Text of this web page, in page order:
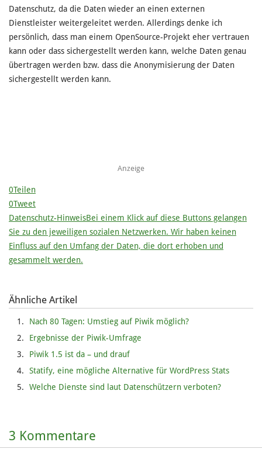
Datenschutz, da die Daten wieder an einen externen
Dienstleister weitergeleitet werden. Allerdings denke ich
persönlich, dass man einem OpenSource-Projekt eher vertrauen
kann oder dass sichergestellt werden kann, welche Daten genau
übertragen werden bzw. dass die Anonymisierung der Daten
sichergestellt werden kann.
Anzeige
0Teilen
0Tweet
Datenschutz-HinweisBei einem Klick auf diese Buttons gelangen
Sie zu den jeweiligen sozialen Netzwerken. Wir haben keinen
Einfluss auf den Umfang der Daten, die dort erhoben und
gesammelt werden.
Ähnliche Artikel
Nach 80 Tagen: Umstieg auf Piwik möglich?
Ergebnisse der Piwik-Umfrage
Piwik 1.5 ist da – und drauf
Statify, eine mögliche Alternative für WordPress Stats
Welche Dienste sind laut Datenschützern verboten?
3 Kommentare